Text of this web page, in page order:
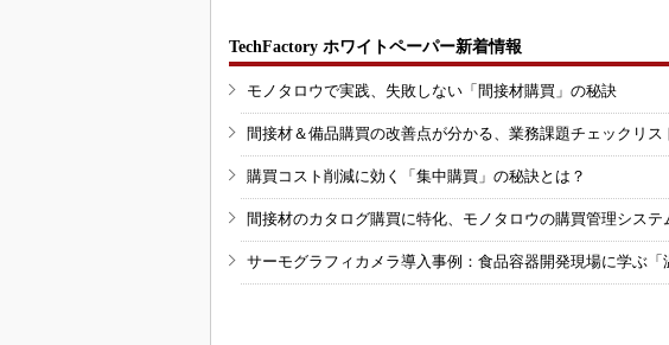
TechFactory ホワイトペーパー新着情報
モノタロウで実践、失敗しない「間接材購買」の秘訣
間接材＆備品購買の改善点が分かる、業務課題チェックリス
購買コスト削減に効く「集中購買」の秘訣とは？
間接材のカタログ購買に特化、モノタロウの購買管理システ
サーモグラフィカメラ導入事例：食品容器開発現場に学ぶ